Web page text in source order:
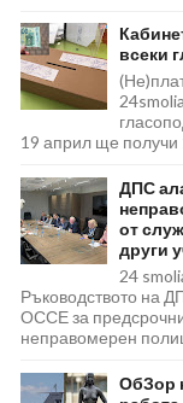
всеки
19 април ще получи
ДПС
от
други
24
Ръководството на
ОССЕ за
неправомерен
ОбЗор